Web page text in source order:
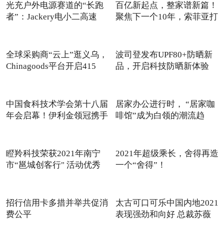
光充户外电源赛道的“长跑
者”：Jackery电小二高速
百亿新起点，整家谱新篇！
聚焦下一个10年，索菲亚打
全球采购商“云上”逛义乌，
Chinagoods平台开启415
波司登发布UPF80+防晒新
品，开启科技防晒新体验
中国食科技术学会第十八届
年会启幕！伊利金领冠携手
居家办公进行时， “居家咖
啡馆”成为白领的潮流趋
瞪羚科技荣获2021年南宁
市“邕城创客行" 活动优秀
2021年超级乘长，舍得再造
一个“舍得”！
招行信用卡多措并举共促消
费公平
太古可口可乐中国内地2021
表现强劲和向好 总裁苏薇